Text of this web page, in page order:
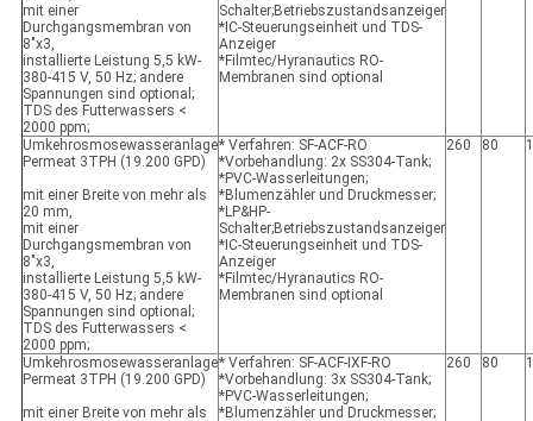
mit einer
Durchgangsmembran von
8"x3,
installierte Leistung 5,5 kW-
380-415 V, 50 Hz; andere
Spannungen sind optional;
TDS des Futterwassers <
2000 ppm;
Schalter;Betriebszustandsanzeiger
*IC-Steuerungseinheit und TDS-
Anzeiger
*Filmtec/Hyranautics RO-
Membranen sind optional
Umkehrosmosewasseranlage
Permeat 3TPH (19.200 GPD)
mit einer Breite von mehr als
20 mm,
mit einer
Durchgangsmembran von
8"x3,
installierte Leistung 5,5 kW-
380-415 V, 50 Hz; andere
Spannungen sind optional;
TDS des Futterwassers <
2000 ppm;
* Verfahren: SF-ACF-RO
*Vorbehandlung: 2x SS304-Tank;
*PVC-Wasserleitungen;
*Blumenzähler und Druckmesser;
*LP&HP-
Schalter;Betriebszustandsanzeiger
*IC-Steuerungseinheit und TDS-
Anzeiger
*Filmtec/Hyranautics RO-
Membranen sind optional
260 80
Umkehrosmosewasseranlage
Permeat 3TPH (19.200 GPD)
mit einer Breite von mehr als
* Verfahren: SF-ACF-IXF-RO
*Vorbehandlung: 3x SS304-Tank;
*PVC-Wasserleitungen;
*Blumenzähler und Druckmesser;
260 80